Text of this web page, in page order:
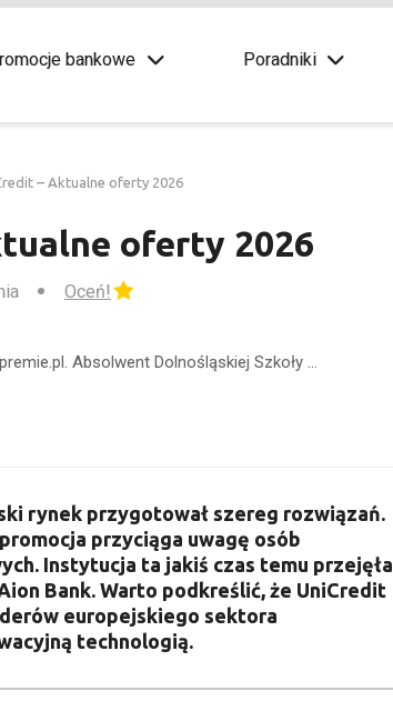
bankowe Poradniki
– Aktualne oferty 2026
oferty 2026
Oceń!
Absolwent Dolnośląskiej Szkoły …
rynek przygotował szereg rozwiązań.
przyciąga uwagę osób
Instytucja ta jakiś czas temu przejęła
Bank. Warto podkreślić, że UniCredit
europejskiego sektora
technologią.